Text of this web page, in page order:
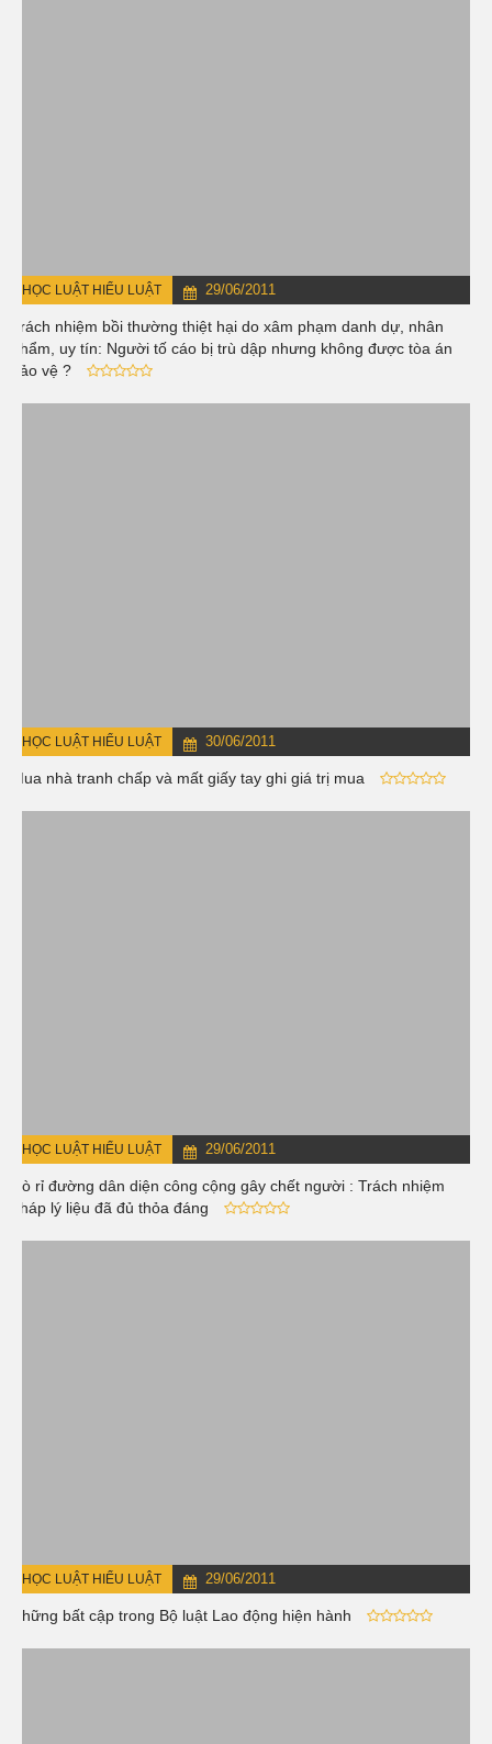
HỌC LUẬT HIỂU LUẬT 29/06/2011
Trách nhiệm bồi thường thiệt hại do xâm phạm danh dự, nhân
phẩm, uy tín: Người tố cáo bị trù dập nhưng không được tòa án
bảo vệ ?
HỌC LUẬT HIỂU LUẬT 30/06/2011
Mua nhà tranh chấp và mất giấy tay ghi giá trị mua
HỌC LUẬT HIỂU LUẬT 29/06/2011
Rò rỉ đường dân diện công cộng gây chết người : Trách nhiệm
pháp lý liệu đã đủ thỏa đáng
HỌC LUẬT HIỂU LUẬT 29/06/2011
Những bất cập trong Bộ luật Lao động hiện hành